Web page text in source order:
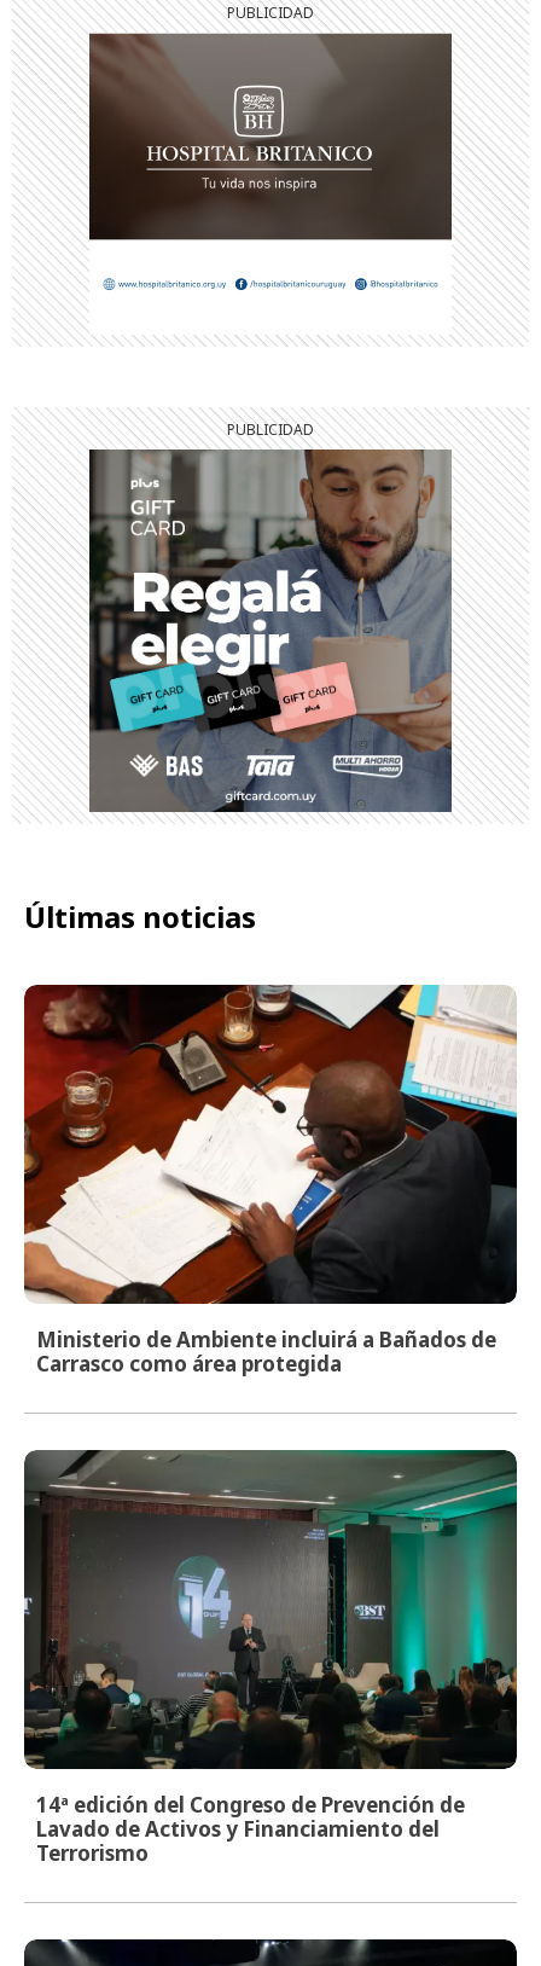
Últimas noticias
Ministerio de Ambiente incluirá a Bañados de
Carrasco como área protegida
14ª edición del Congreso de Prevención de
Lavado de Activos y Financiamiento del
Terrorismo